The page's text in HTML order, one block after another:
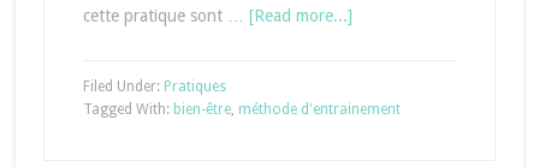
cette pratique sont … [Read more...]
Filed Under: Pratiques
Tagged With: bien-être, méthode d'entrainement